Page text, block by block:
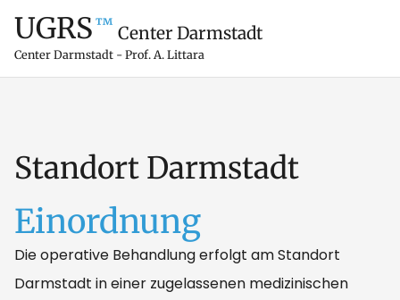
UGRS™ Center Darmstadt
Center Darmstadt - Prof. A. Littara
Standort Darmstadt
Einordnung
Die operative Behandlung erfolgt am Standort
Darmstadt in einer zugelassenen medizinischen